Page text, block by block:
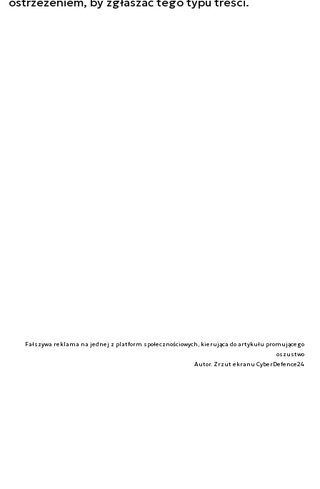
Fałszywa reklama na jednej z platform społecznościowych, kierująca do artykułu promującego
oszustwo
Autor. Zrzut ekranu CyberDefence24